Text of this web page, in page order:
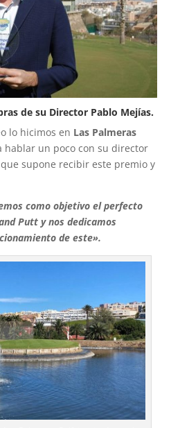
de su Director Pablo Mejías.
lo hicimos en Las Palmeras
hablar un poco con su director
supone recibir este premio y
como objetivo el perfecto
Putt y nos dedicamos
de este».